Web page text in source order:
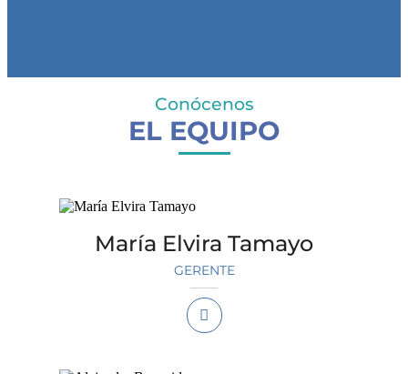
Conócenos
EL EQUIPO
María Elvira Tamayo
GERENTE